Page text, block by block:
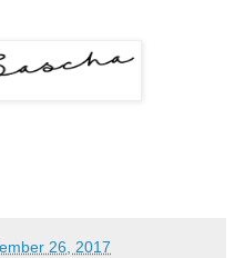
26, 2017